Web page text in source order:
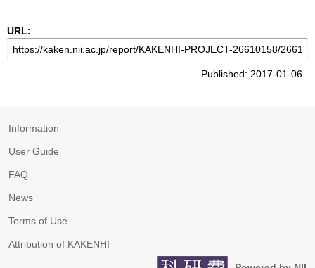
URL:
Published: 2017-01-06
Information
User Guide
FAQ
News
Terms of Use
Attribution of KAKENHI